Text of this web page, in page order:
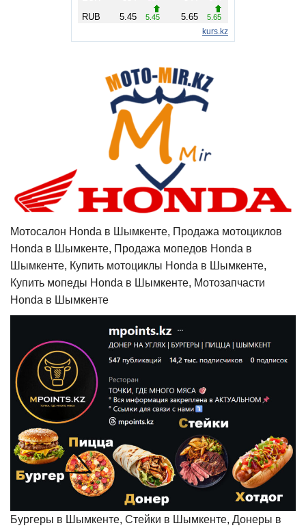
Мотосалон Honda в Шымкенте, Продажа мотоциклов
Honda в Шымкенте, Продажа мопедов Honda в
Шымкенте, Купить мотоциклы Honda в Шымкенте,
Купить мопеды Honda в Шымкенте, Мотозапчасти
Honda в Шымкенте
Бургеры в Шымкенте, Стейки в Шымкенте, Донеры в